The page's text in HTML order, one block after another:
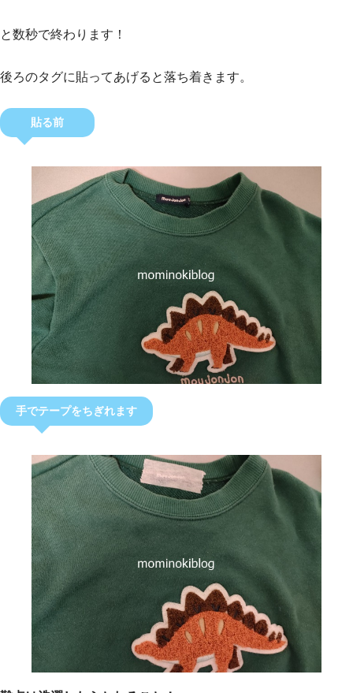
と数秒で終わります！
後ろのタグに貼ってあげると落ち着きます。
貼る前
手でテープをちぎれます